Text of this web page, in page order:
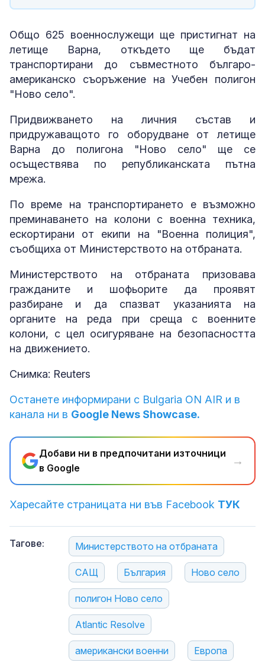
Общо 625 военнослужещи ще пристигнат на
летище Варна, откъдето ще бъдат
транспортирани до съвместното българо-
американско съоръжение на Учебен полигон
"Ново село".
Придвижването на личния състав и
придружаващото го оборудване от летище
Варна до полигона "Ново село" ще се
осъществява по републиканската пътна
мрежа.
По време на транспортирането е възможно
преминаването на колони с военна техника,
ескортирани от екипи на "Военна полиция",
съобщиха от Министерството на отбраната.
Министерството на отбраната призовава
гражданите и шофьорите да проявят
разбиране и да спазват указанията на
органите на реда при среща с военните
колони, с цел осигуряване на безопасността
на движението.
Снимка: Reuters
Останете информирани с Bulgaria ON AIR и в
канала ни в Google News Showcase.
Добави ни в предпочитани източници
в Google
→
Харесайте страницата ни във Facebook ТУК
Тагове: Министерството на отбраната
САЩ България Ново село
полигон Ново село
Atlantic Resolve
американски военни Европа